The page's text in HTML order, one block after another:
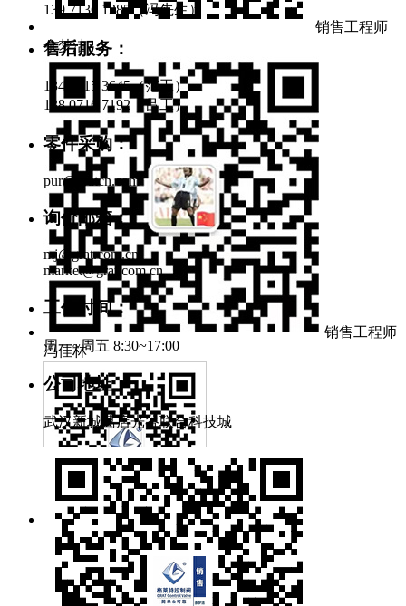
139 7136 1285（冯先生）
售后服务：
134 0715 3645（范工）
138 0716 7192（吕工）
零件采购：
pur@gratcn.com
询价邮箱：
mj@grat.com.cn
market@grat.com.cn
工作时间：
周一~周五 8:30~17:00
公司地址：
武汉新城葛店光谷联合科技城
销售工程师
余梦洁
销售工程师
冯佳林
官方微信